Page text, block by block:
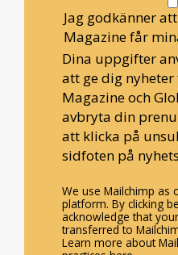
Jag godkänner
Magazine får
Dina uppgifter
att ge dig
Magazine och
avbryta din
att klicka på
sidfoten på
We use Mailchimp as
platform. By clicking
acknowledge that
transferred to
Learn more about